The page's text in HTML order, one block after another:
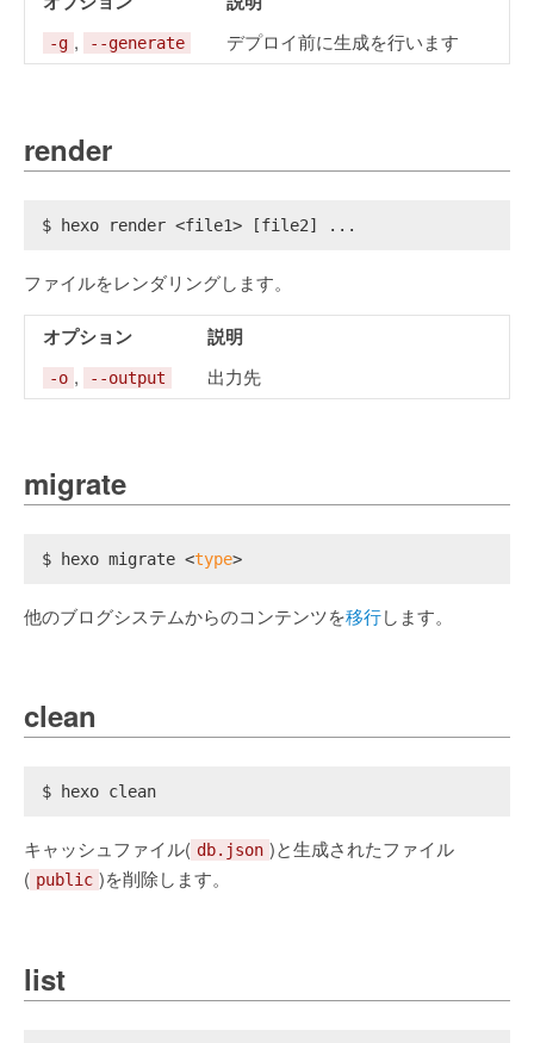
-g , --generate デプロイ前に生成を行います
render
$ hexo render <file1> [file2] ...
ファイルをレンダリングします。
オプション 説明
-o , --output 出力先
migrate
$ hexo migrate <type>
他のブログシステムからのコンテンツを移行します。
clean
$ hexo clean
キャッシュファイル( db.json )と生成されたファイル
( public )を削除します。
list